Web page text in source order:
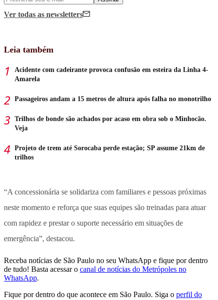
Ver todas as newsletters
Leia também
Acidente com cadeirante provoca confusão em esteira da Linha 4-
Amarela
Passageiros andam a 15 metros de altura após falha no monotrilho
Trilhos de bonde são achados por acaso em obra sob o Minhocão.
Veja
Projeto de trem até Sorocaba perde estação; SP assume 21km de
trilhos
“A concessionária se solidariza com familiares e pessoas próximas
neste momento e reforça que suas equipes são treinadas para atuar
com rapidez e prestar o suporte necessário em situações de
emergência”, destacou.
Receba notícias de São Paulo no seu WhatsApp e fique por dentro
de tudo! Basta acessar o canal de notícias do Metrópoles no
WhatsApp.
Fique por dentro do que acontece em São Paulo. Siga o perfil do